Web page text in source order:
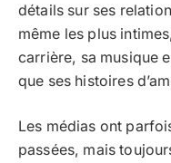
détails sur ses
même les plus
carrière, sa musique
que ses histoires
Les médias ont
passées, mais